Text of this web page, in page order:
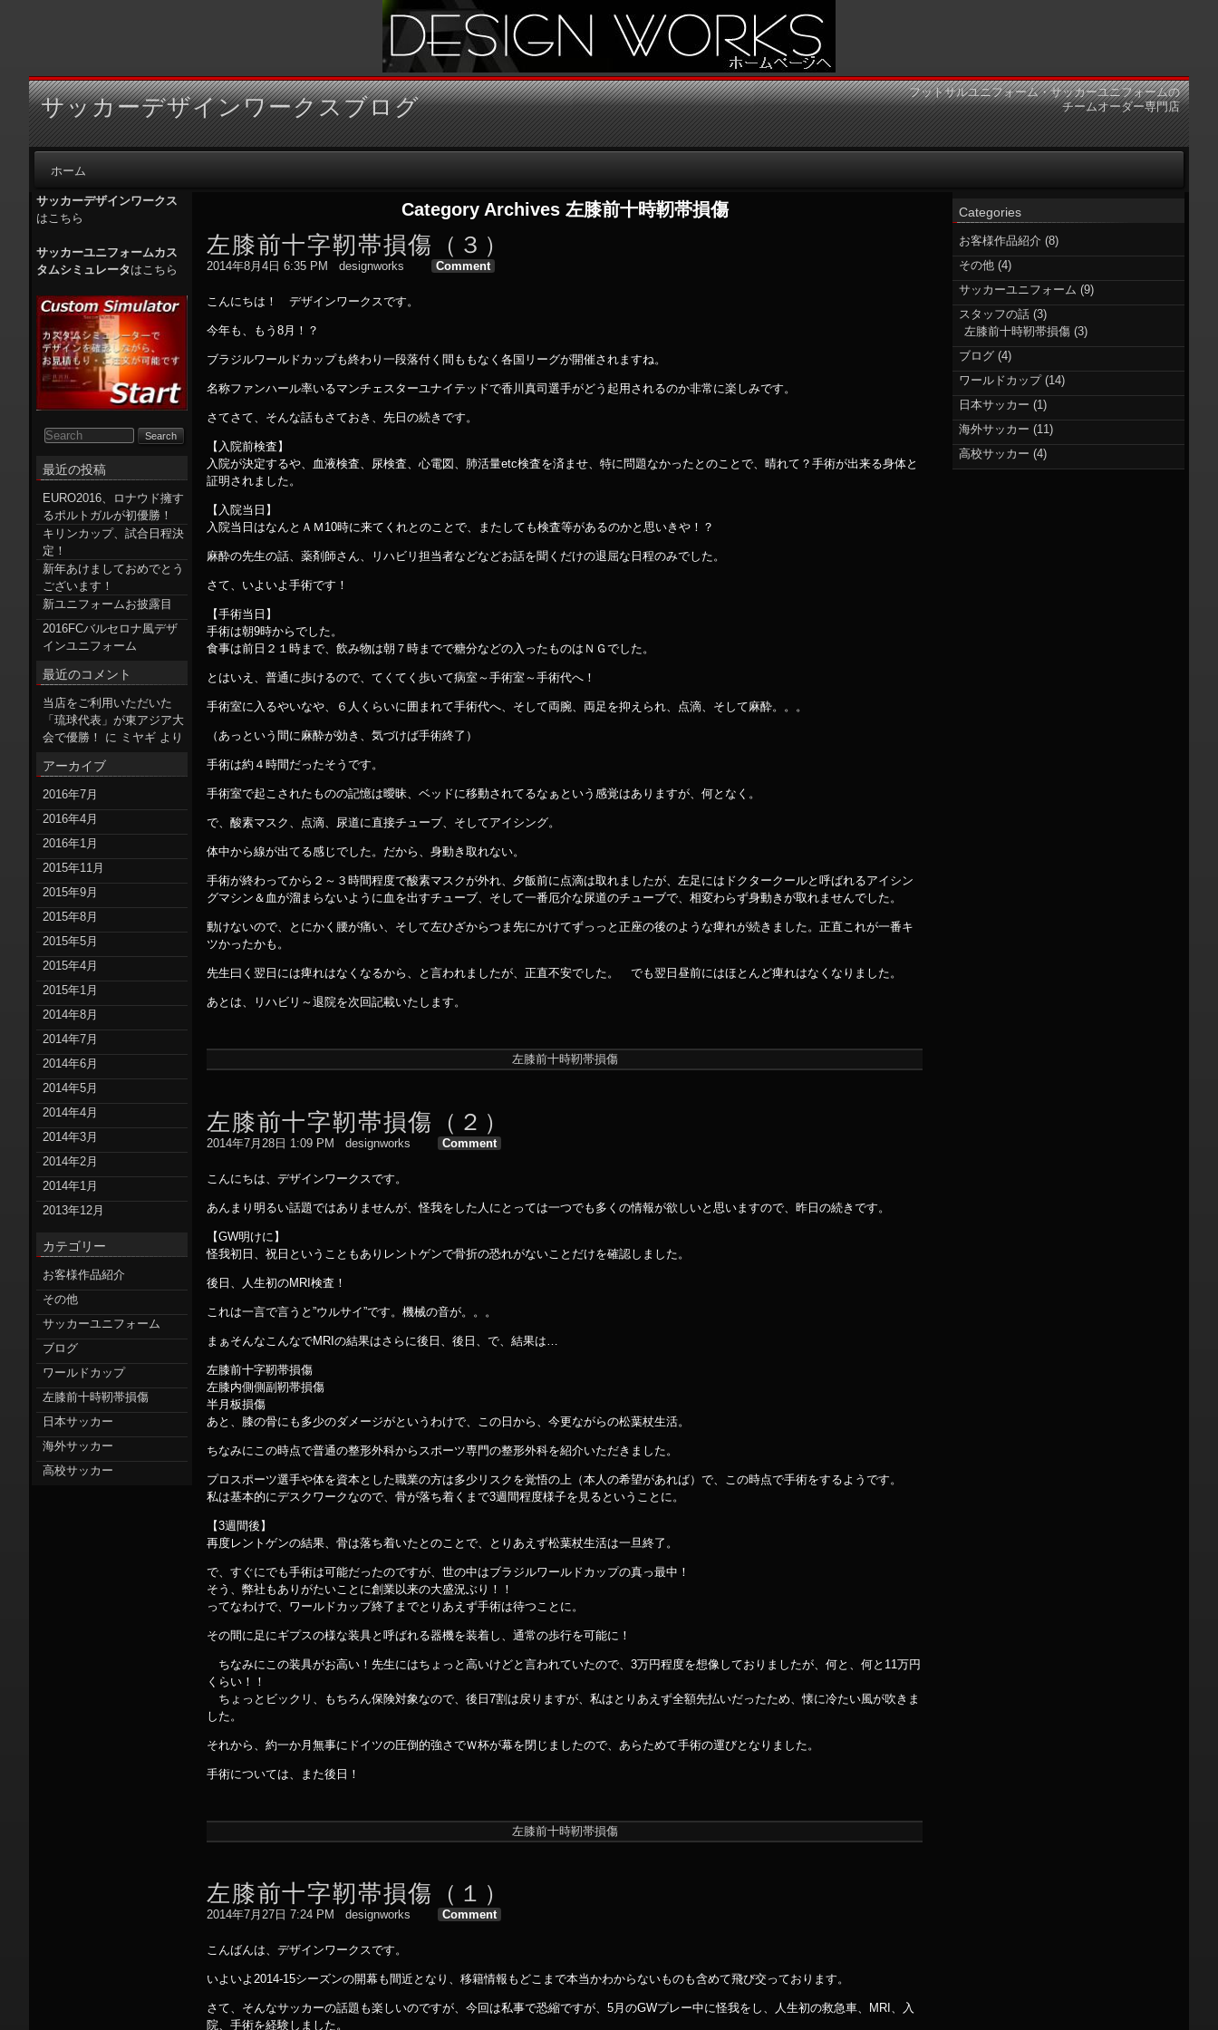
サッカーデザインワークスブログ
フットサルユニフォーム・サッカーユニフォームの
チームオーダー専門店
ホーム
Category Archives 左膝前十時靭帯損傷
左膝前十字靭帯損傷（３）
2014年8月4日 6:35 PM designworks Comment
こんにちは！ デザインワークスです。
今年も、もう8月！？
ブラジルワールドカップも終わり一段落付く間ももなく各国リーグが開催されますね。
名称ファンハール率いるマンチェスターユナイテッドで香川真司選手がどう起用されるのか非常に楽しみです。
さてさて、そんな話もさておき、先日の続きです。
【入院前検査】
入院が決定するや、血液検査、尿検査、心電図、肺活量etc検査を済ませ、特に問題なかったとのことで、晴れて？手術が出来る身体と
証明されました。
【入院当日】
入院当日はなんとＡＭ10時に来てくれとのことで、またしても検査等があるのかと思いきや！？
麻酔の先生の話、薬剤師さん、リハビリ担当者などなどお話を聞くだけの退屈な日程のみでした。
さて、いよいよ手術です！
【手術当日】
手術は朝9時からでした。
食事は前日２１時まで、飲み物は朝７時までで糖分などの入ったものはＮＧでした。
とはいえ、普通に歩けるので、てくてく歩いて病室～手術室～手術代へ！
手術室に入るやいなや、６人くらいに囲まれて手術代へ、そして両腕、両足を抑えられ、点滴、そして麻酔。。。
（あっという間に麻酔が効き、気づけば手術終了）
手術は約４時間だったそうです。
手術室で起こされたものの記憶は曖昧、ベッドに移動されてるなぁという感覚はありますが、何となく。
で、酸素マスク、点滴、尿道に直接チューブ、そしてアイシング。
体中から線が出てる感じでした。だから、身動き取れない。
手術が終わってから２～３時間程度で酸素マスクが外れ、夕飯前に点滴は取れましたが、左足にはドクタークールと呼ばれるアイシン
グマシン＆血が溜まらないように血を出すチューブ、そして一番厄介な尿道のチューブで、相変わらず身動きが取れませんでした。
動けないので、とにかく腰が痛い、そして左ひざからつま先にかけてずっっと正座の後のような痺れが続きました。正直これが一番キ
ツかったかも。
先生曰く翌日には痺れはなくなるから、と言われましたが、正直不安でした。 でも翌日昼前にはほとんど痺れはなくなりました。
あとは、リハビリ～退院を次回記載いたします。
左膝前十時靭帯損傷
左膝前十字靭帯損傷（２）
2014年7月28日 1:09 PM designworks Comment
こんにちは、デザインワークスです。
あんまり明るい話題ではありませんが、怪我をした人にとっては一つでも多くの情報が欲しいと思いますので、昨日の続きです。
【GW明けに】
怪我初日、祝日ということもありレントゲンで骨折の恐れがないことだけを確認しました。
後日、人生初のMRI検査！
これは一言で言うと”ウルサイ”です。機械の音が。。。
まぁそんなこんなでMRIの結果はさらに後日、後日、で、結果は…
左膝前十字靭帯損傷
左膝内側側副靭帯損傷
半月板損傷
あと、膝の骨にも多少のダメージがというわけで、この日から、今更ながらの松葉杖生活。
ちなみにこの時点で普通の整形外科からスポーツ専門の整形外科を紹介いただきました。
プロスポーツ選手や体を資本とした職業の方は多少リスクを覚悟の上（本人の希望があれば）で、この時点で手術をするようです。
私は基本的にデスクワークなので、骨が落ち着くまで3週間程度様子を見るということに。
【3週間後】
再度レントゲンの結果、骨は落ち着いたとのことで、とりあえず松葉杖生活は一旦終了。
で、すぐにでも手術は可能だったのですが、世の中はブラジルワールドカップの真っ最中！
そう、弊社もありがたいことに創業以来の大盛況ぶり！！
ってなわけで、ワールドカップ終了までとりあえず手術は待つことに。
その間に足にギプスの様な装具と呼ばれる器機を装着し、通常の歩行を可能に！
ちなみにこの装具がお高い！先生にはちょっと高いけどと言われていたので、3万円程度を想像しておりましたが、何と、何と11万円
くらい！！
ちょっとビックリ、もちろん保険対象なので、後日7割は戻りますが、私はとりあえず全額先払いだったため、懐に冷たい風が吹きま
した。
それから、約一か月無事にドイツの圧倒的強さでＷ杯が幕を閉じましたので、あらためて手術の運びとなりました。
手術については、また後日！
左膝前十時靭帯損傷
左膝前十字靭帯損傷（１）
2014年7月27日 7:24 PM designworks Comment
こんばんは、デザインワークスです。
いよいよ2014-15シーズンの開幕も間近となり、移籍情報もどこまで本当かわからないものも含めて飛び交っております。
さて、そんなサッカーの話題も楽しいのですが、今回は私事で恐縮ですが、5月のGWプレー中に怪我をし、人生初の救急車、MRI、入
院、手術を経験しました。
Categories
お客様作品紹介 (8)
その他(4)
サッカーユニフォーム (9)
スタッフの話(3)
左膝前十時靭帯損傷 (3)
ブログ(4)
ワールドカップ(14)
日本サッカー (1)
海外サッカー (11)
高校サッカー (4)
サッカーデザインワークス
はこちら
サッカーユニフォームカス
タムシミュレータはこちら
最近の投稿
EURO2016、ロナウド擁す
るポルトガルが初優勝！
キリンカップ、試合日程決
定！
新年あけましておめでとう
ございます！
新ユニフォームお披露目
2016FCバルセロナ風デザ
インユニフォーム
最近のコメント
当店をご利用いただいた
「琉球代表」が東アジア大
会で優勝！
に ミヤギより
アーカイブ
2016年7月
2016年4月
2016年1月
2015年11月
2015年9月
2015年8月
2015年5月
2015年4月
2015年1月
2014年8月
2014年7月
2014年6月
2014年5月
2014年4月
2014年3月
2014年2月
2014年1月
2013年12月
カテゴリー
お客様作品紹介
その他
サッカーユニフォーム
ブログ
ワールドカップ
左膝前十時靭帯損傷
日本サッカー
海外サッカー
高校サッカー